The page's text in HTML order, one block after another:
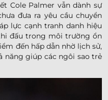
Cole Palmer vẫn dành sự
đưa ra yêu cầu chuyển
lực cạnh tranh danh hiệu
đấu trong môi trường ổn
đến hấp dẫn nhờ lịch sử,
năng giúp các ngôi sao trẻ